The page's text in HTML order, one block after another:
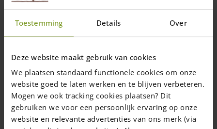
Toestemming Details Over
Deze website maakt gebruik van cookies
We plaatsen standaard functionele cookies om onze
website goed te laten werken en te blijven verbeteren.
Mogen we ook tracking cookies plaatsen? Dit
gebruiken we voor een persoonlijk ervaring op onze
website en relevante advertenties van ons merk (via
Nr 21 Boerenpoort
douglas enkel 120 cm
B x 110 cm H.
Nr 23 Boerenpoort
douglas enkel 120 cm
B x 110 cm H.